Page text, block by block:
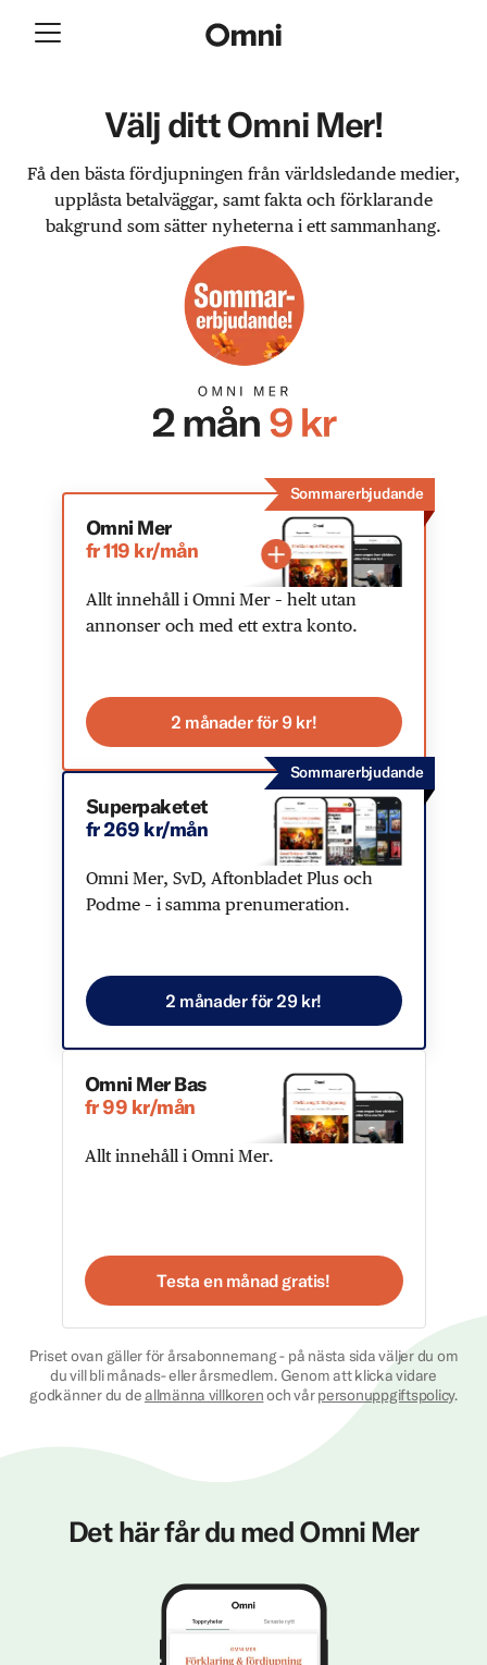
Välj ditt Omni Mer!
Få den bästa fördjupningen från världsledande medier,
upplåsta betalväggar, samt fakta och förklarande
bakgrund som sätter nyheterna i ett sammanhang.
Sommarerbjudande
Omni Mer
fr 119 kr/mån
Allt innehåll i Omni Mer – helt utan
annonser och med ett extra konto.
2 månader för 9 kr!
Sommarerbjudande
Superpaketet
fr 269 kr/mån
Omni Mer, SvD, Aftonbladet Plus och
Podme – i samma prenumeration.
2 månader för 29 kr!
Omni Mer Bas
fr 99 kr/mån
Allt innehåll i Omni Mer.
Testa en månad gratis!
Priset ovan gäller för årsabonnemang - på nästa sida väljer du om
du vill bli månads- eller årsmedlem. Genom att klicka vidare
godkänner du deallmänna villkorenoch vårpersonuppgiftspolicy.
Det här får du med Omni Mer